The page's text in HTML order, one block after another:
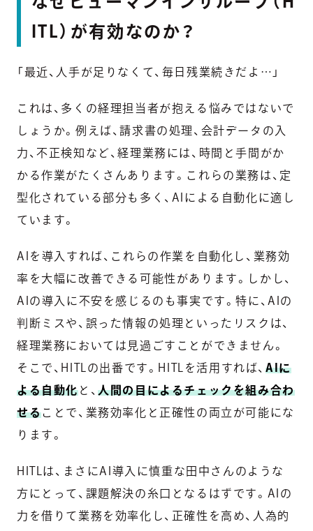
ITL）が有効なのか？
「最近、人手が足りなくて、毎日残業続きだよ…」
これは、多くの経理担当者が抱える悩みではないで
しょうか。例えば、請求書の処理、会計データの入
力、不正検知など、経理業務には、時間と手間がか
かる作業がたくさんあります。これらの業務は、定
型化されている部分も多く、AIによる自動化に適し
ています。
AIを導入すれば、これらの作業を自動化し、業務効
率を大幅に改善できる可能性があります。しかし、
AIの導入に不安を感じるのも事実です。特に、AIの
判断ミスや、誤った情報の処理といったリスクは、
経理業務においては見過ごすことができません。
そこで、HITLの出番です。HITLを活用すれば、AIに
よる自動化と、人間の目によるチェックを組み合わ
せることで、業務効率化と正確性の両立が可能にな
ります。
HITLは、まさにAI導入に慎重な田中さんのような
方にとって、課題解決の糸口となるはずです。AIの
力を借りて業務を効率化し、正確性を高め、人為的